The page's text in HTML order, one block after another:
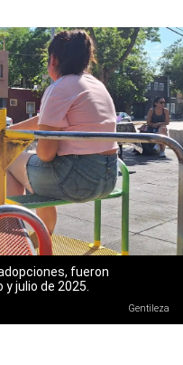
fueron
julio de 2025.
Gentileza